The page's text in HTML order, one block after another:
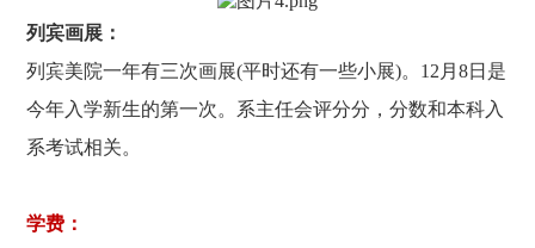
列宾画展：
列宾美院一年有三次画展(平时还有一些小展)。12月8日是
今年入学新生的第一次。系主任会评分分，分数和本科入
系考试相关。
学费：